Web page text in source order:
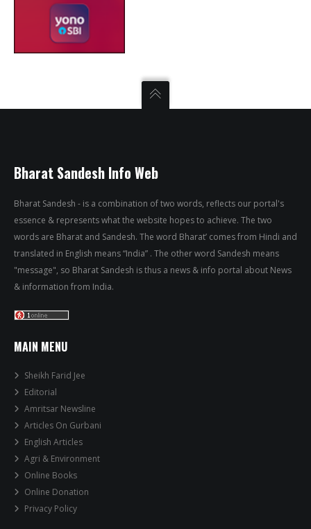
Bharat Sandesh Info Web
Bharat Sandesh - is a combination of two words, reflects our portal's
essence & represents what the website hopes to achieve. The two
words are Bharat and Sandesh. The word Bharat’ comes from Hindi and
translated in English means “India” . The other word Sandesh means
"message", so Bharat Sandesh is thus a news & info portal about News
& information from India.
MAIN MENU
Sheikh Farid Jee
Editorial
Amritsar Newsline
Articles On Gurbani
English Articles
Agri & Environment
Online Books
Online Donation
Privacy Policy